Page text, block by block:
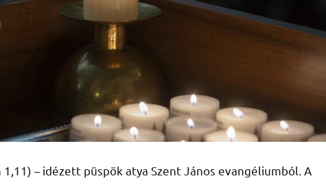
– idézett püspök atya Szent János evangéliumból. A